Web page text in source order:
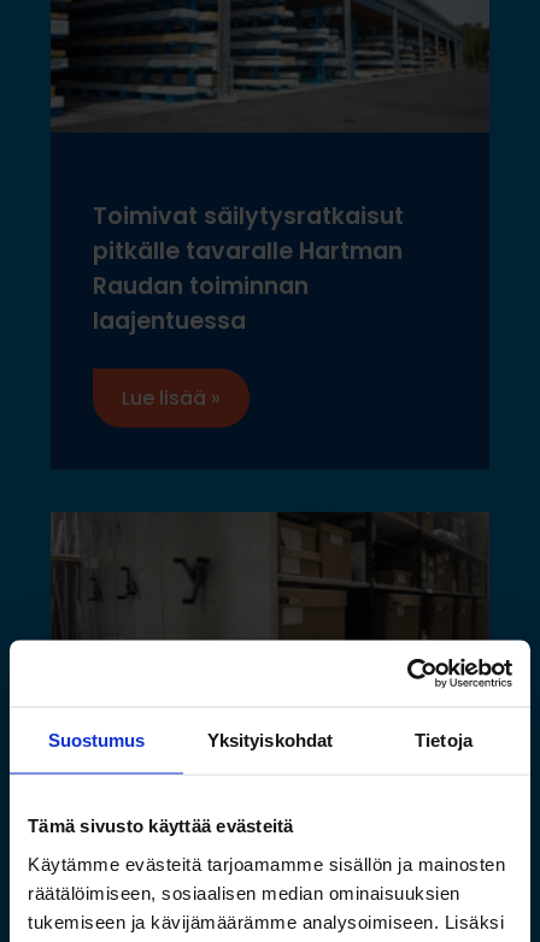
Suostumus Yksityiskohdat Tietoja
Tämä sivusto käyttää evästeitä
Käytämme evästeitä tarjoamamme sisällön ja mainosten
räätälöimiseen, sosiaalisen median ominaisuuksien
tukemiseen ja kävijämäärämme analysoimiseen. Lisäksi
Toimivat säilytysratkaisut
pitkälle tavaralle Hartman
Raudan toiminnan
laajentuessa
Lue lisää »
Saamelaismuseon ja
luontokeskuksen esineistölle
sopivat ilmastoidut ja
kestävät säilytysratkaisut